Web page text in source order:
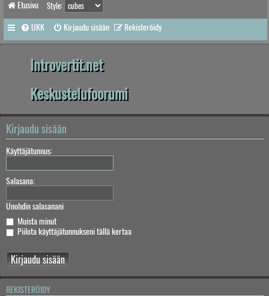
Etusivu Style:
UKK Kirjaudu sisään Rekisteröidy
Introvertit.net
Keskustelufoorumi
Kirjaudu sisään
Käyttäjätunnus:
Salasana:
Unohdin salasanani
Muista minut
Piilota käyttäjätunnukseni tällä kertaa
REKISTERÖIDY